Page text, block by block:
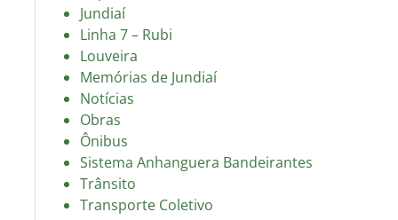
Jundiaí
Linha 7 – Rubi
Louveira
Memórias de Jundiaí
Notícias
Obras
Ônibus
Sistema Anhanguera Bandeirantes
Trânsito
Transporte Coletivo